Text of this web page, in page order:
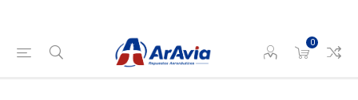
0